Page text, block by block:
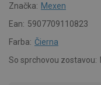
Značka: Mexen
Ean: 5907709110823
Farba: Čierna
So sprchovou zostavou: